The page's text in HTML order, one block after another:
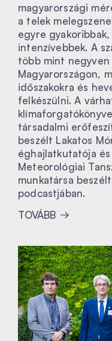
magyarországi
a telek
egyre gyakoribbak,
intenzívebbek. A
több mint
Magyarországon,
időszakokra és
felkészülni. A
társadalmi
beszélt Lakatos
éghajlatkutatója és
Meteorológiai
munkatársa
podcastjában.
TOVÁBB